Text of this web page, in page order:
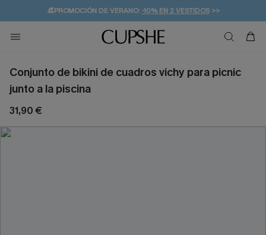
👒PROMOCIÓN DE VERANO:-10% EN 2 VESTIDOS>>
💌¡SUSCRIBIRSE & GANAR -10% EXTRA!
🚚ENVÍO GRATUITO A PARTIR DE 49 € >>
Conjunto de bikini de cuadros vichy para picnic
junto a la piscina
31,90 €